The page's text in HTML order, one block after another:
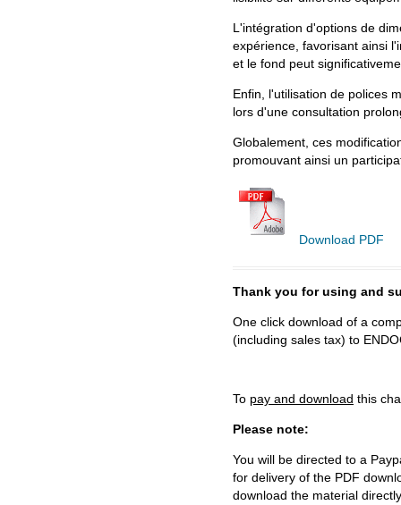
L'intégration d'options de
expérience, favorisant ainsi
et le fond peut
Enfin, l'utilisation de polices
lors d'une consultation
Globalement, ces
promouvant ainsi un
Download PDF
Thank you for using and
One click download of a
(including sales tax) to
To pay and download this
Please note:
You will be directed to a
for delivery of the PDF
download the material